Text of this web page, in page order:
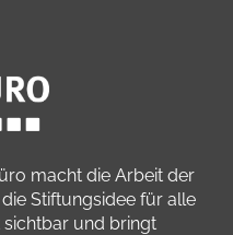
macht die Arbeit der
Stiftungsidee für alle
sichtbar und bringt